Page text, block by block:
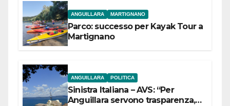
ANGUILLARA MARTIGNANO
Parco: successo per Kayak Tour a
Martignano
ANGUILLARA POLITICA
Sinistra Italiana – AVS: “Per
Anguillara servono trasparenza,